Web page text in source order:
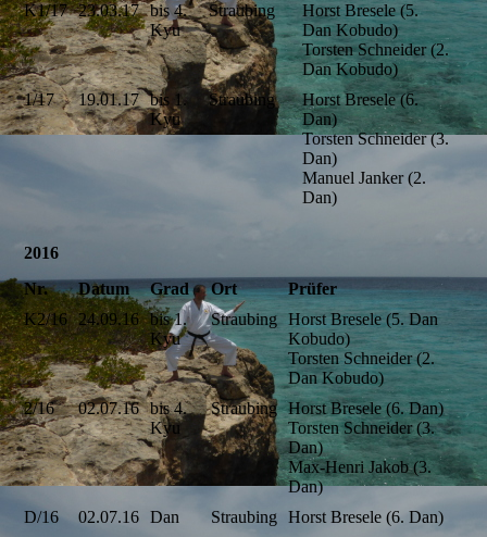
K1/17 23.03.17 bis 4.
Kyu
Straubing
Horst Bresele (5.
Dan Kobudo)
Torsten Schneider (2.
Dan Kobudo)
1/17
19.01.17 bis 1.
Kyu
Straubing
Horst Bresele (6.
Dan)
Torsten Schneider (3.
Dan)
Manuel Janker (2.
Dan)
2016
Nr.
Datum Grad Ort
Prüfer
K2/16
24.09.16 bis 1.
Kyu
Straubing
Horst Bresele (5. Dan
Kobudo)
Torsten Schneider (2.
Dan Kobudo)
2/16
02.07.16 bis 4.
Kyu
Straubing
Horst Bresele (6. Dan)
Torsten Schneider (3.
Dan)
Max-Henri Jakob (3.
Dan)
D/16
02.07.16 Dan Straubing
Horst Bresele (6. Dan)